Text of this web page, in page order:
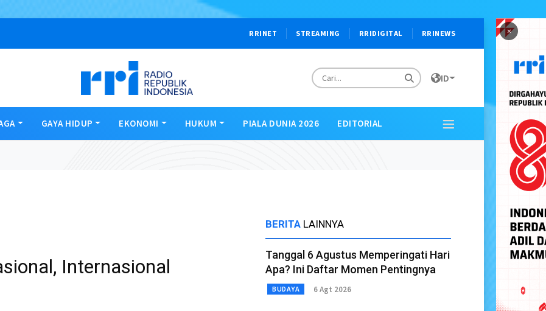
×
RRINET STREAMING RRIDIGITAL RRINEWS
ID
GAYA HIDUP EKONOMI HUKUM PIALA DUNIA 2026 EDITORIAL
Internasional
BERITA LAINNYA
Tanggal 6 Agustus Memperingati Hari
Apa? Ini Daftar Momen Pentingnya
BUDAYA 6 Agt 2026